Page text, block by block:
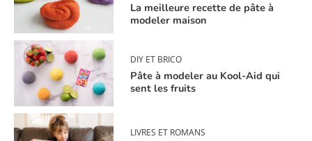
La meilleure recette de pâte à
modeler maison
DIY ET BRICO
Pâte à modeler au Kool-Aid qui
sent les fruits
LIVRES ET ROMANS